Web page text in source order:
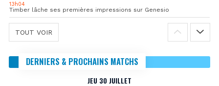
13h04
Timber lâche ses premières impressions sur Genesio
TOUT VOIR
DERNIERS & PROCHAINS MATCHS
JEU 30 JUILLET